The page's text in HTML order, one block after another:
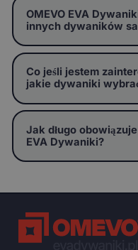
OMEVO EVA
innych dywaników
Co jeśli jestem
jakie dywaniki
Jak długo
EVA Dywaniki?